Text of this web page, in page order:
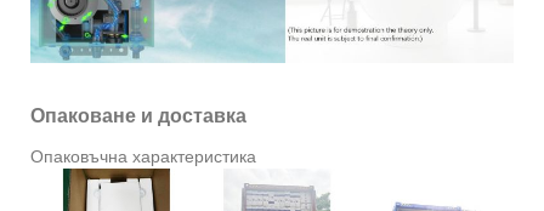
Опаковане и доставка
Опаковъчна характеристика